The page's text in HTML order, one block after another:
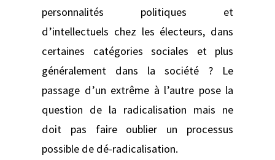
personnalités politiques et
d’intellectuels chez les électeurs, dans
certaines catégories sociales et plus
généralement dans la société ? Le
passage d’un extrême à l’autre pose la
question de la radicalisation mais ne
doit pas faire oublier un processus
possible de dé-radicalisation.